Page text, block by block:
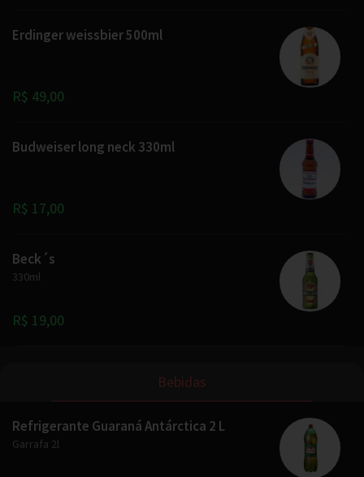
Erdinger weissbier 500ml
R$ 49,00
Budweiser long neck 330ml
R$ 17,00
Beck´s
330ml
R$ 19,00
Bebidas
Refrigerante Guaraná Antárctica 2 L
Garrafa 2l